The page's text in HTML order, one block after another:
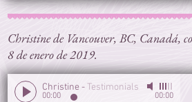
Christine de Vancouver, BC, Canadá,
8 de enero de 2019.
Christine-Testimonials
00:00 00:00